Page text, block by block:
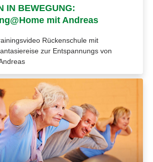
IN BEWEGUNG:
mit Andreas
Rückenschule mit
zur Entspannungs von